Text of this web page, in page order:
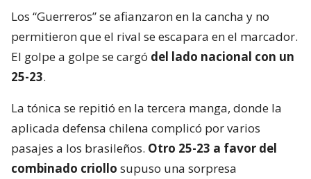
Los “Guerreros” se afianzaron en la cancha y no
permitieron que el rival se escapara en el marcador.
El golpe a golpe se cargó del lado nacional con un
25-23.
La tónica se repitió en la tercera manga, donde la
aplicada defensa chilena complicó por varios
pasajes a los brasileños. Otro 25-23 a favor del
combinado criollo supuso una sorpresa